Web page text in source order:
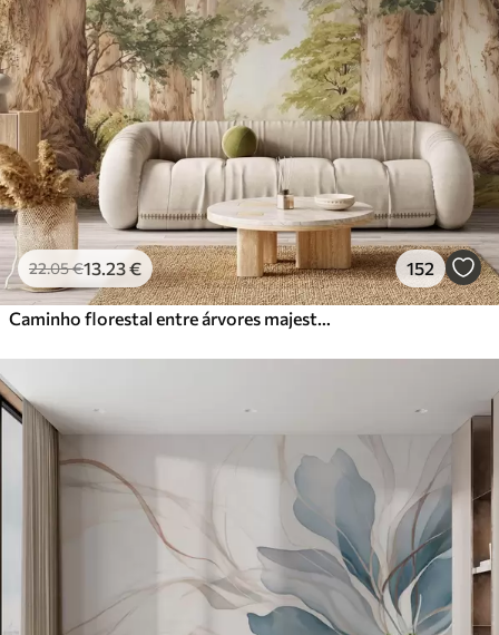
22.05€13.23€ 152
Caminho florestal entre árvores majestosas em estilo aquarela